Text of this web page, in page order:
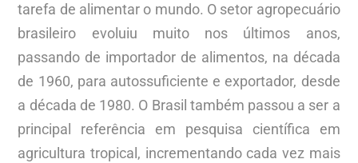
tarefa de alimentar o mundo. O setor agropecuário
brasileiro evoluiu muito nos últimos anos,
passando de importador de alimentos, na década
de 1960, para autossuficiente e exportador, desde
a década de 1980. O Brasil também passou a ser a
principal referência em pesquisa científica em
agricultura tropical, incrementando cada vez mais